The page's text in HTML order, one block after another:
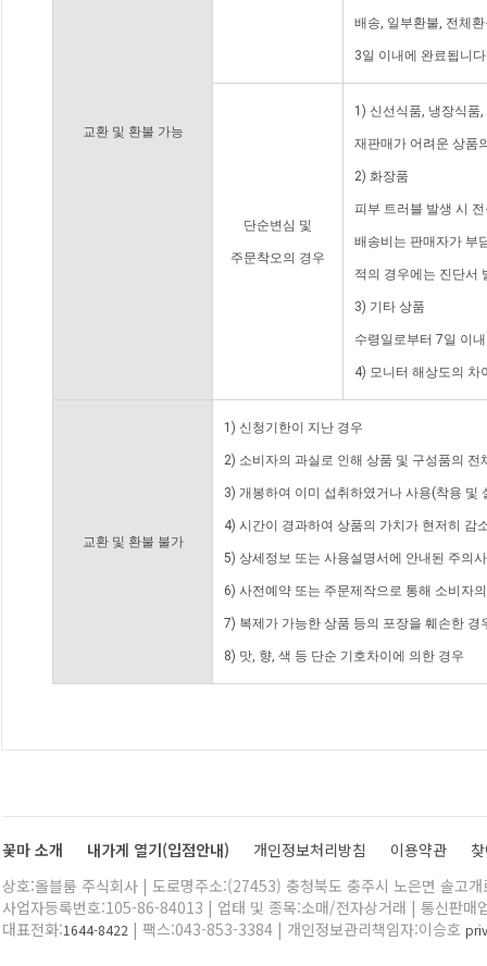
교환 및 환불 가능
배송, 일부환불, 전체
3일 이내에 완료됩니
단순변심 및
주문착오의 경우
1) 신선식품, 냉장식품
재판매가 어려운 상품
2) 화장품
피부 트러블 발생 시
배송비는 판매자가 부
적의 경우에는 진단서
3) 기타 상품
수령일로부터 7일 이
4) 모니터 해상도의 차
교환 및 환불 불가
1) 신청기한이 지난 경우
2) 소비자의 과실로 인해 상품 및 구성품의
3) 개봉하여 이미 섭취하였거나 사용(착용 및
4) 시간이 경과하여 상품의 가치가 현저히 감
5) 상세정보 또는 사용설명서에 안내된 주의
6) 사전예약 또는 주문제작으로 통해 소비자
7) 복제가 가능한 상품 등의 포장을 훼손한 경
8) 맛, 향, 색 등 단순 기호차이에 의한 경우
꽃마 소개 내가게 열기(입점안내) 개인정보처리방침 이용약관
상호:올블룸 주식회사 | 도로명주소:(27453) 충청북도 충주시 노은면 솔고
사업자등록번호:105-86-84013 | 업태 및 종목:소매/전자상거래 | 통신판매
대표전화:1644-8422 | 팩스:043-853-3384 | 개인정보관리책임자:이승호